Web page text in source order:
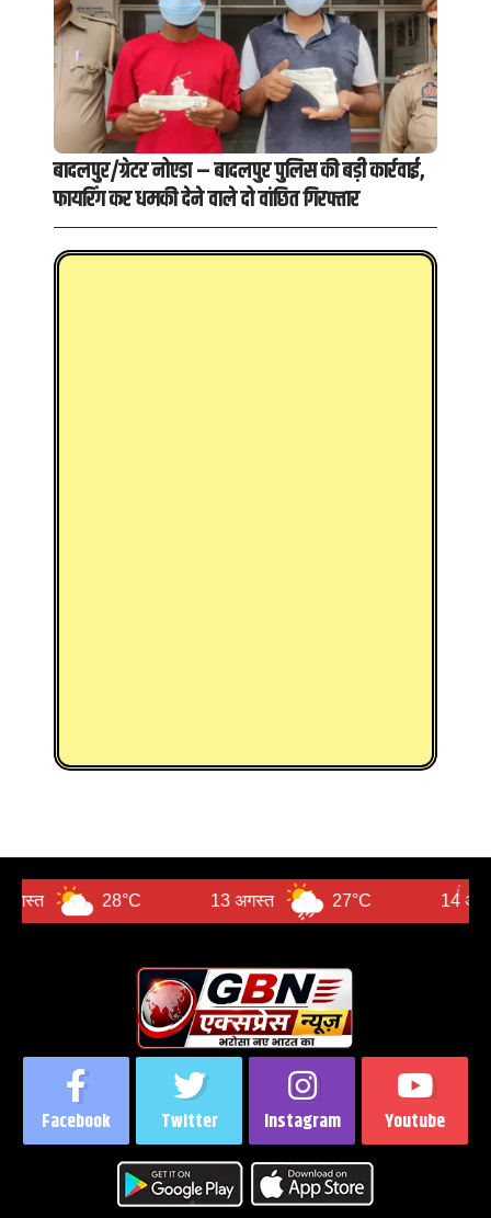
बादलपुर/ग्रेटर नोएडा – बादलपुर पुलिस की बड़ी कार्रवाई,
फायरिंग कर धमकी देने वाले दो वांछित गिरफ्तार
28°C 27°C
Facebook Twitter Instagram Youtube